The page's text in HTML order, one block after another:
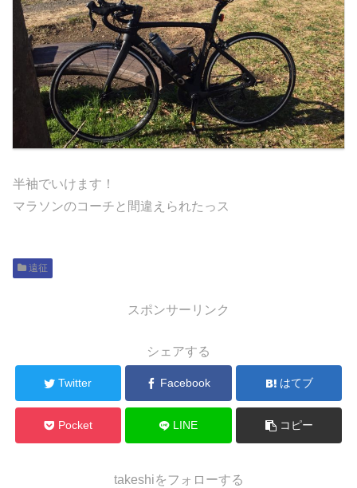
半袖でいけます！
マラソンのコーチと間違えられたっス
遠征
スポンサーリンク
シェアする
Twitter Facebook はてブ
Pocket LINE コピー
takeshiをフォローする